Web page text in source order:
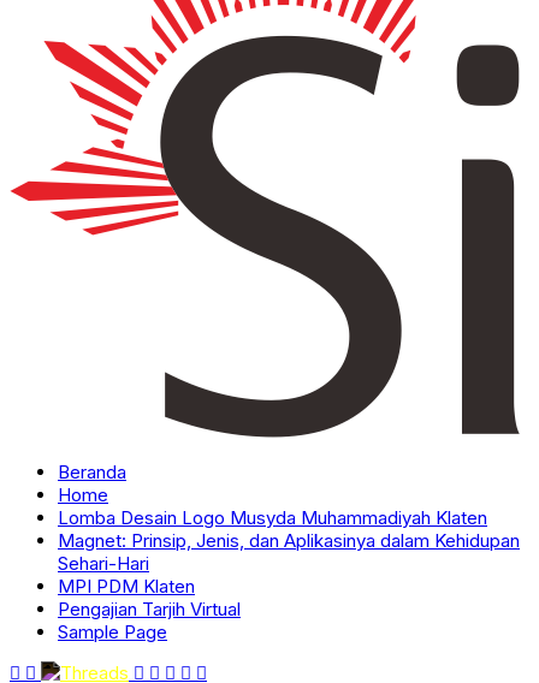
Beranda
Home
Lomba Desain Logo Musyda Muhammadiyah Klaten
Magnet: Prinsip, Jenis, dan Aplikasinya dalam Kehidupan
Sehari-Hari
MPI PDM Klaten
Pengajian Tarjih Virtual
Sample Page